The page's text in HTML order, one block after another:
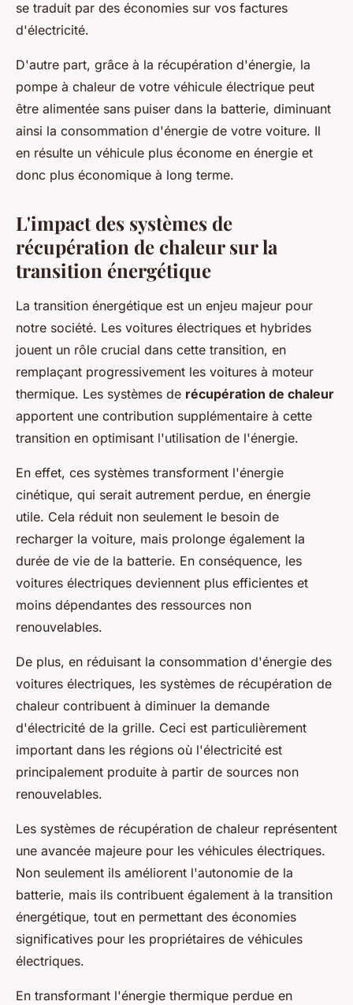
se traduit par des économies sur vos factures
d'électricité.
D'autre part, grâce à la récupération d'énergie, la
pompe à chaleur de votre véhicule électrique peut
être alimentée sans puiser dans la batterie, diminuant
ainsi la consommation d'énergie de votre voiture. Il
en résulte un véhicule plus économe en énergie et
donc plus économique à long terme.
L'impact des systèmes de
récupération de chaleur sur la
transition énergétique
La transition énergétique est un enjeu majeur pour
notre société. Les voitures électriques et hybrides
jouent un rôle crucial dans cette transition, en
remplaçant progressivement les voitures à moteur
thermique. Les systèmes de récupération de chaleur
apportent une contribution supplémentaire à cette
transition en optimisant l'utilisation de l'énergie.
En effet, ces systèmes transforment l'énergie
cinétique, qui serait autrement perdue, en énergie
utile. Cela réduit non seulement le besoin de
recharger la voiture, mais prolonge également la
durée de vie de la batterie. En conséquence, les
voitures électriques deviennent plus efficientes et
moins dépendantes des ressources non
renouvelables.
De plus, en réduisant la consommation d'énergie des
voitures électriques, les systèmes de récupération de
chaleur contribuent à diminuer la demande
d'électricité de la grille. Ceci est particulièrement
important dans les régions où l'électricité est
principalement produite à partir de sources non
renouvelables.
Les systèmes de récupération de chaleur représentent
une avancée majeure pour les véhicules électriques.
Non seulement ils améliorent l'autonomie de la
batterie, mais ils contribuent également à la transition
énergétique, tout en permettant des économies
significatives pour les propriétaires de véhicules
électriques.
En transformant l'énergie thermique perdue en